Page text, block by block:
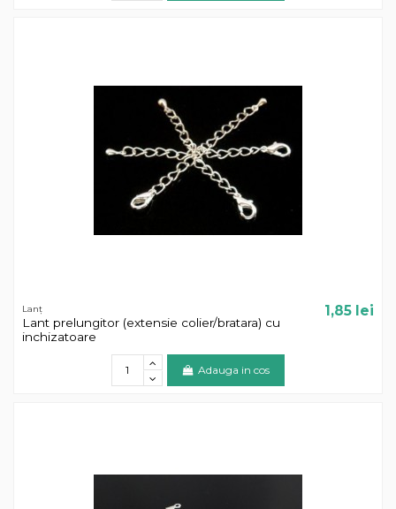
Lanț
Lant prelungitor (extensie colier/bratara) cu
inchizatoare
1,85 lei
Adauga in cos